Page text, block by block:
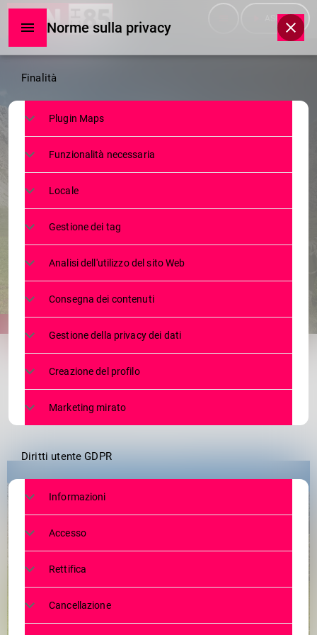
ASCOLTA
NEWS
ESTATE 2023 IN VALTELLINA: 10
COSE DA NON PERDERE DA
GIUGNO A OTTOBRE TRA ALPEGGI,
DEGUSTAZIONI E SPORT
24 MAGGIO 2023
share
email
Norme sulla privacy
Norme
sulla
privacy
Finalità
Plugin Maps
Funzionalità necessaria
Locale
Gestione dei tag
Analisi dell'utilizzo del sito Web
Consegna dei contenuti
Gestione della privacy dei dati
Creazione del profilo
Marketing mirato
Diritti utente GDPR
Informazioni
Accesso
Rettifica
Cancellazione